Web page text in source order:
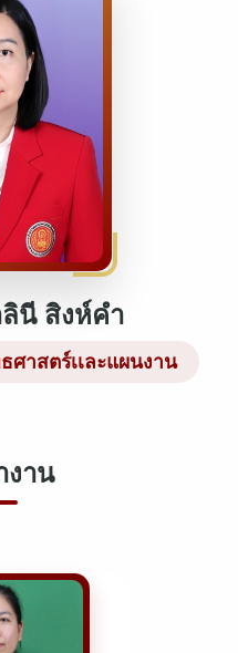
นี สิงห์คำ
ศาสตร์เเละแผนงาน
งาน